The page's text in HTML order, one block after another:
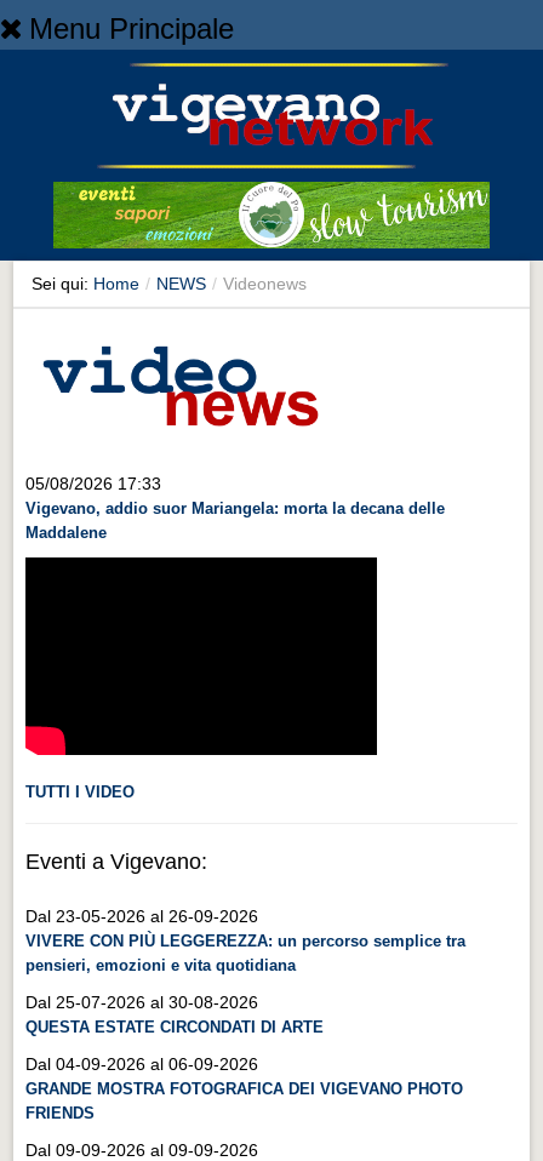
Menu Principale
NEWS
Cronaca
Cronaca
Artes et Artificia
Territorio
Territorio
CHI SIAMO
CITTÀ
Guida turistica rapida
Musica e teatro
Musica e teatro
Distretto industriale
Distretto industriale
Muoversi a Vigevano
Sei qui: Home / NEWS / Videonews
05/08/2026 17:33
Vigevano, addio suor Mariangela: morta la decana delle
Maddalene
TUTTI I VIDEO
Eventi a Vigevano:
Dal 23-05-2026 al 26-09-2026
VIVERE CON PIÙ LEGGEREZZA: un percorso semplice tra
pensieri, emozioni e vita quotidiana
Dal 25-07-2026 al 30-08-2026
QUESTA ESTATE CIRCONDATI DI ARTE
Dal 04-09-2026 al 06-09-2026
GRANDE MOSTRA FOTOGRAFICA DEI VIGEVANO PHOTO
FRIENDS
Dal 09-09-2026 al 09-09-2026